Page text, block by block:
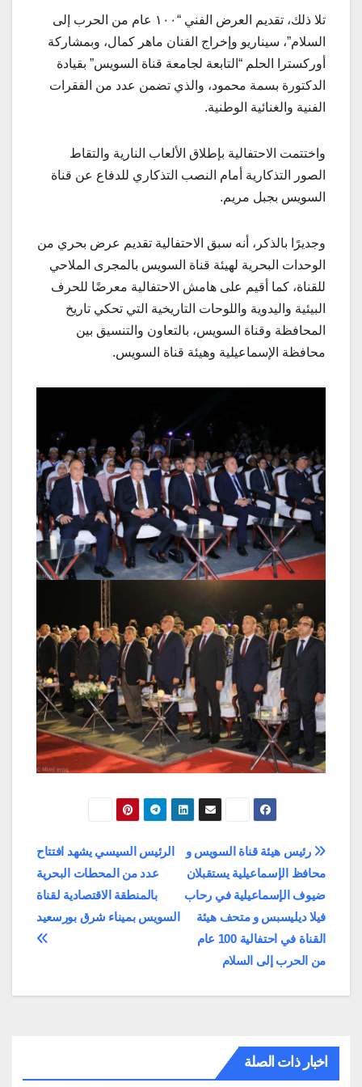
تلا ذلك، تقديم العرض الفني “١٠٠ عام من الحرب إلى
السلام”، سيناريو وإخراج الفنان ماهر كمال، وبمشاركة
أوركسترا الحلم “التابعة لجامعة قناة السويس” بقيادة
الدكتورة بسمة محمود، والذي تضمن عدد من الفقرات
الفنية والغنائية الوطنية.
واختتمت الاحتفالية بإطلاق الألعاب النارية والتقاط
الصور التذكارية أمام النصب التذكاري للدفاع عن قناة
السويس بجبل مريم.
وجديرًا بالذكر، أنه سبق الاحتفالية تقديم عرض بحري من
الوحدات البحرية لهيئة قناة السويس بالمجرى الملاحي
للقناة، كما أقيم على هامش الاحتفالية معرضًا للحرف
البيئية واليدوية واللوحات التاريخية التي تحكي تاريخ
المحافظة وقناة السويس، بالتعاون والتنسيق بين
محافظة الإسماعيلية وهيئة قناة السويس.
تصفّح
المقالات
الرئيس السيسي يشهد افتتاح
عدد من المحطات البحرية
بالمنطقة الاقتصادية لقناة
السويس بميناء شرق بورسعيد
رئيس هيئة قناة السويس و
محافظ الإسماعيلية يستقبلان
ضيوف الإسماعيلية في رحاب
فيلا ديليسبس و متحف هيئة
القناة في احتفالية 100 عام
من الحرب إلى السلام
اخبار ذات الصلة